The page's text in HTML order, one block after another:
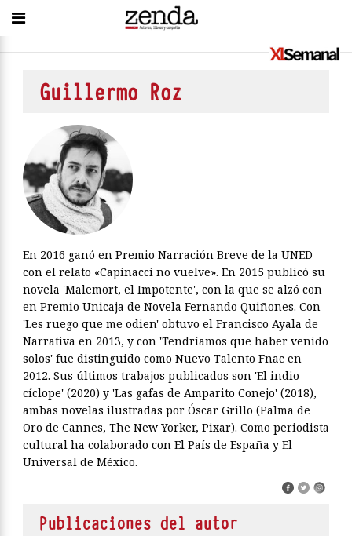
Inicio > Guillermo Roz
Guillermo Roz
En 2016 ganó en Premio Narración Breve de la UNED
con el relato «Capinacci no vuelve». En 2015 publicó su
novela 'Malemort, el Impotente', con la que se alzó con
en Premio Unicaja de Novela Fernando Quiñones. Con
'Les ruego que me odien' obtuvo el Francisco Ayala de
Narrativa en 2013, y con 'Tendríamos que haber venido
solos' fue distinguido como Nuevo Talento Fnac en
2012. Sus últimos trabajos publicados son 'El indio
cíclope' (2020) y 'Las gafas de Amparito Conejo' (2018),
ambas novelas ilustradas por Óscar Grillo (Palma de
Oro de Cannes, The New Yorker, Pixar). Como periodista
cultural ha colaborado con El País de España y El
Universal de México.
Publicaciones del autor